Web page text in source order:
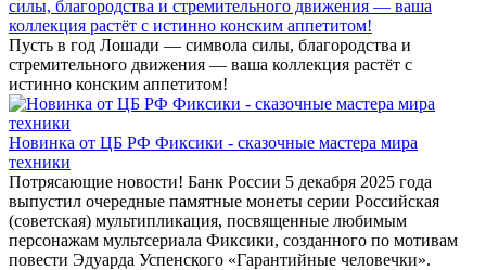
силы, благородства и стремительного движения — ваша
коллекция растёт с истинно конским аппетитом!
Пусть в год Лошади — символа силы, благородства и
стремительного движения — ваша коллекция растёт с
истинно конским аппетитом!
Новинка от ЦБ РФ Фиксики - сказочные мастера мира
техники
Потрясающие новости! Банк России 5 декабря 2025 года
выпустил очередные памятные монеты серии Российская
(советская) мультипликация, посвященные любимым
персонажам мультсериала Фиксики, созданного по мотивам
повести Эдуарда Успенского «Гарантийные человечки».